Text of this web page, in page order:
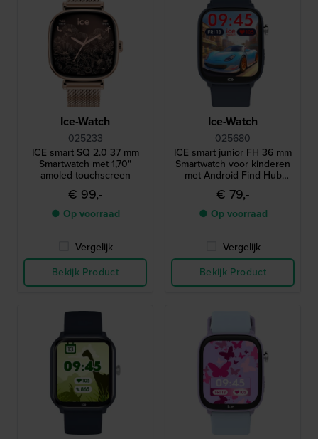
Ice-Watch
025233
ICE smart SQ 2.0 37 mm
Smartwatch met 1,70"
amoled touchscreen
€ 99,-
● Op voorraad
Vergelijk
Bekijk Product
Ice-Watch
025680
ICE smart junior FH 36 mm
Smartwatch voor kinderen
met Android Find Hub
geolocatie functionaliteit
€ 79,-
● Op voorraad
Vergelijk
Bekijk Product